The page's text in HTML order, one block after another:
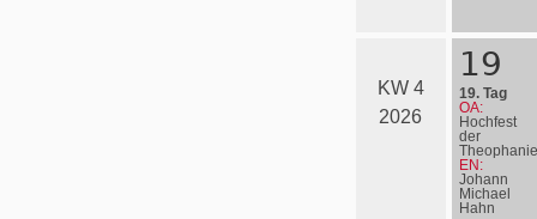
KW 4
2026
19
19. Tag
OA:
Hochfest
der
EN:
Johann
Michael
Hahn